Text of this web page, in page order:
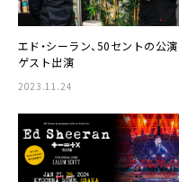
エド・シーラン、50セントの公
ゲスト出演
2023.11.24